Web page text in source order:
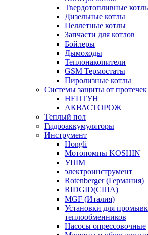
Твердотопливные
Дизельные котлы
Пеллетные котлы
Запчасти для котлов
Бойлеры
Дымоходы
Теплонакопители
GSM Термостаты
Пиролизные котлы
Системы защиты от протечек
НЕПТУН
АКВАСТОРОЖ
Теплый пол
Гидроаккумуляторы
Инструмент
Hongli
Мотопомпы KOSHIN
УШМ
электроинструмент
Rotenberger (Германия)
RIDGID(США)
MGF (Италия)
Установки для
теплообменников
Насосы опрессовочные